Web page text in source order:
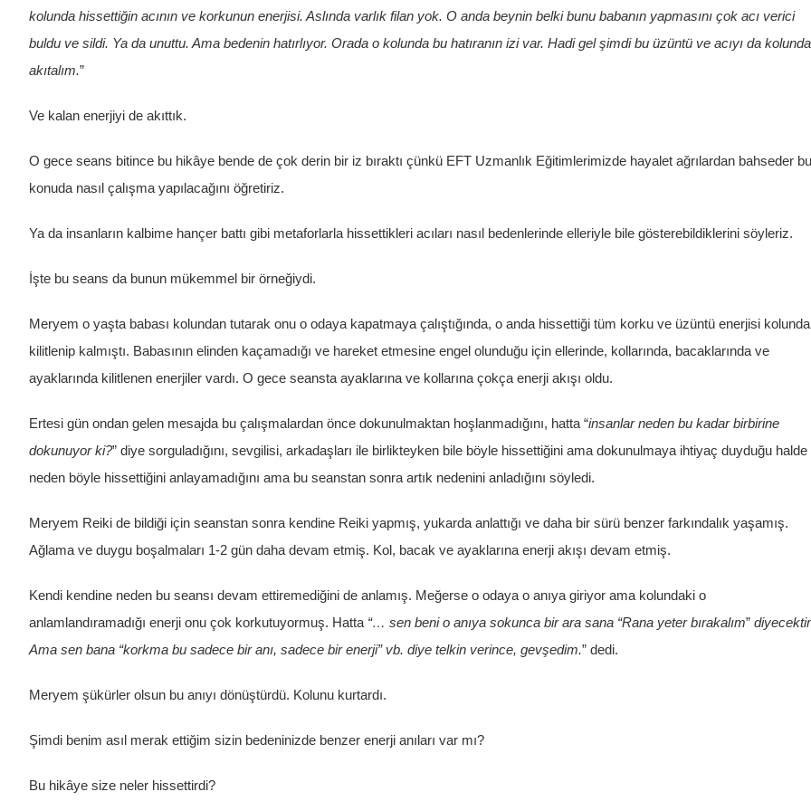
kolunda hissettiğin acının ve korkunun enerjisi. Aslında varlık filan yok. O anda beynin belki bunu babanın yapmasını çok acı verici
buldu ve sildi. Ya da unuttu. Ama bedenin hatırlıyor. Orada o kolunda bu hatıranın izi var. Hadi gel şimdi bu üzüntü ve acıyı da
akıtalım.”
Ve kalan enerjiyi de akıttık.
O gece seans bitince bu hikâye bende de çok derin bir iz bıraktı çünkü EFT Uzmanlık Eğitimlerimizde hayalet ağrılardan bahseder bu
konuda nasıl çalışma yapılacağını öğretiriz.
Ya da insanların kalbime hançer battı gibi metaforlarla hissettikleri acıları nasıl bedenlerinde elleriyle bile gösterebildiklerini söyleriz.
İşte bu seans da bunun mükemmel bir örneğiydi.
Meryem o yaşta babası kolundan tutarak onu o odaya kapatmaya çalıştığında, o anda hissettiği tüm korku ve üzüntü enerjisi kolunda
kilitlenip kalmıştı. Babasının elinden kaçamadığı ve hareket etmesine engel olunduğu için ellerinde, kollarında, bacaklarında ve
ayaklarında kilitlenen enerjiler vardı. O gece seansta ayaklarına ve kollarına çokça enerji akışı oldu.
Ertesi gün ondan gelen mesajda bu çalışmalardan önce dokunulmaktan hoşlanmadığını, hatta “insanlar neden bu kadar birbirine
dokunuyor ki?” diye sorguladığını, sevgilisi, arkadaşları ile birlikteyken bile böyle hissettiğini ama dokunulmaya ihtiyaç duyduğu halde
neden böyle hissettiğini anlayamadığını ama bu seanstan sonra artık nedenini anladığını söyledi.
Meryem Reiki de bildiği için seanstan sonra kendine Reiki yapmış, yukarda anlattığı ve daha bir sürü benzer farkındalık yaşamış.
Ağlama ve duygu boşalmaları 1-2 gün daha devam etmiş. Kol, bacak ve ayaklarına enerji akışı devam etmiş.
Kendi kendine neden bu seansı devam ettiremediğini de anlamış. Meğerse o odaya o anıya giriyor ama kolundaki o
anlamlandıramadığı enerji onu çok korkutuyormuş. Hatta “… sen beni o anıya sokunca bir ara sana “Rana yeter bırakalım”
Ama sen bana “korkma bu sadece bir anı, sadece bir enerji” vb. diye telkin verince, gevşedim.” dedi.
Meryem şükürler olsun bu anıyı dönüştürdü. Kolunu kurtardı.
Şimdi benim asıl merak ettiğim sizin bedeninizde benzer enerji anıları var mı?
Bu hikâye size neler hissettirdi?